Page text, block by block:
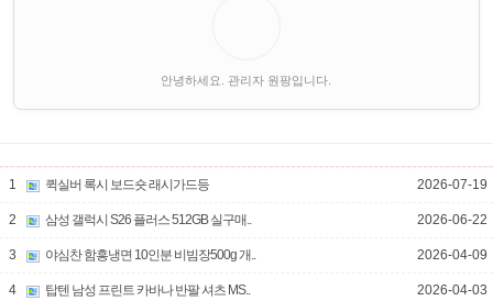
안녕하세요. 관리자 원팡입니다.
1 퀵실버 록시 보드숏 래시가드등 2026-07-19
2 삼성 갤럭시 S26 플러스 512GB 실구매.. 2026-06-22
3 야심찬 함흥냉면 10인분 비빔장500g 개.. 2026-04-09
4 탑텐 남성 프린트 카바나 반팔 셔츠 MS.. 2026-04-03